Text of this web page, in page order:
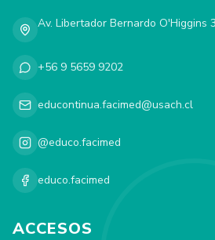
Av. Libertador Bernardo O'Higgins
+56 9 5659 9202
educontinua.facimed@usach.cl
@educo.facimed
educo.facimed
ACCESOS